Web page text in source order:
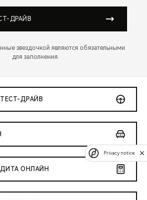
ДРАЙВ
звездочкой являются обязательными
для заполнения.
ДРАЙВ
ОНЛАЙН
Privacy notice